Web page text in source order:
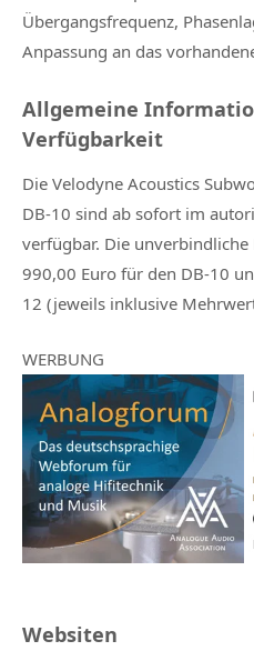
Übergangsfrequenz,
Anpassung an das
Allgemeine
Verfügbarkeit
Die Velodyne Acoustics
DB-10 sind ab sofort im
verfügbar. Die
990,00 Euro für den DB-10
12 (jeweils inklusive
WERBUNG
Websiten